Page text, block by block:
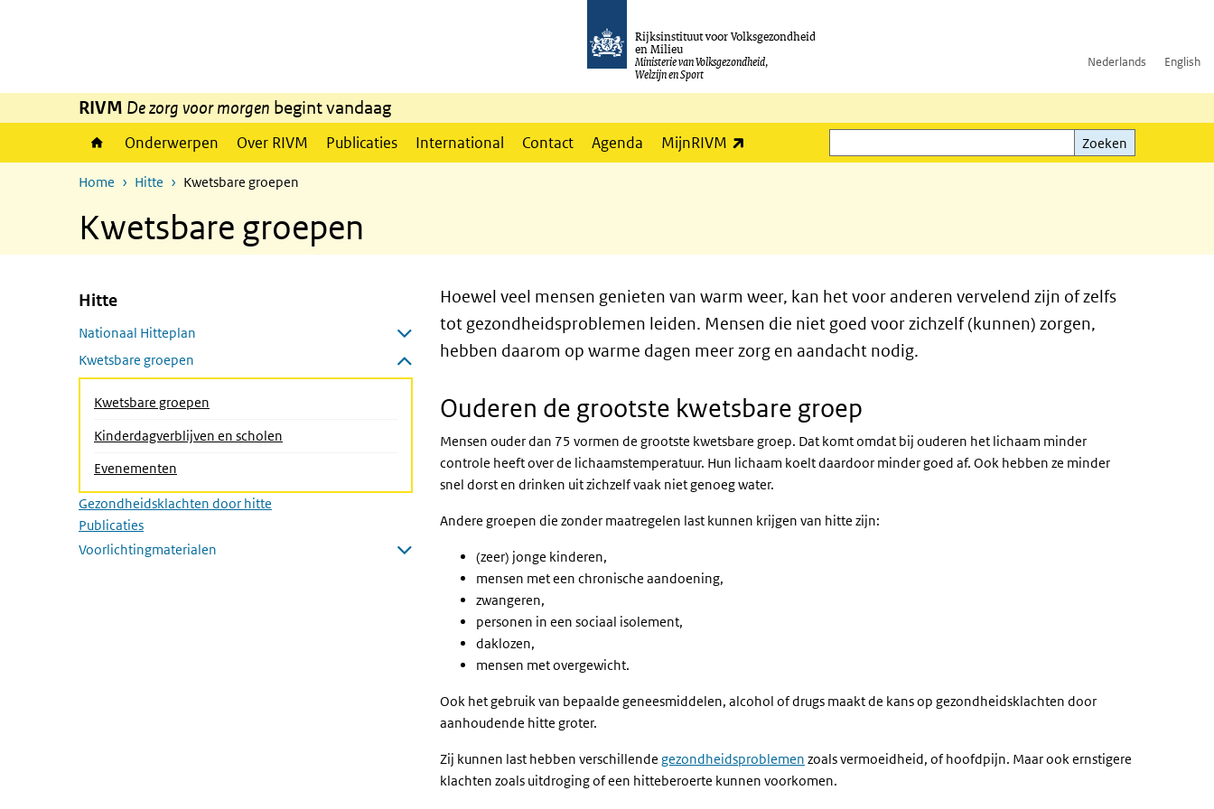
Rijksinstituut voor Volksgezondheid
en Milieu
Ministerie van Volksgezondheid,
Welzijn en Sport
Nederlands English
RIVM De zorg voor morgen begint vandaag
Onderwerpen Over RIVM Publicaties International Contact Agenda MijnRIVM
Zoeken
Zoeken
Home Hitte Kwetsbare groepen
Kwetsbare groepen
Overslaan menu Hitte
Hitte
Nationaal Hitteplan
Submenu openen
Kwetsbare groepen
Submenu sluiten
Kwetsbare groepen
Kinderdagverblijven en scholen
Evenementen
Gezondheidsklachten door hitte
Publicaties
Voorlichtingmaterialen
Hoewel veel mensen genieten van warm weer, kan het voor anderen vervelend zijn of zelfs
tot gezondheidsproblemen leiden. Mensen die niet goed voor zichzelf (kunnen) zorgen,
hebben daarom op warme dagen meer zorg en aandacht nodig.
Ouderen de grootste kwetsbare groep
Mensen ouder dan 75 vormen de grootste kwetsbare groep. Dat komt omdat bij ouderen het lichaam minder
controle heeft over de lichaamstemperatuur. Hun lichaam koelt daardoor minder goed af. Ook hebben ze minder
snel dorst en drinken uit zichzelf vaak niet genoeg water.
Andere groepen die zonder maatregelen last kunnen krijgen van hitte zijn:
(zeer) jonge kinderen,
mensen met een chronische aandoening,
zwangeren,
personen in een sociaal isolement,
daklozen,
mensen met overgewicht.
Ook het gebruik van bepaalde geneesmiddelen, alcohol of drugs maakt de kans op gezondheidsklachten door
aanhoudende hitte groter.
Zij kunnen last hebben verschillende gezondheidsproblemen zoals vermoeidheid, of hoofdpijn. Maar ook ernstigere
klachten zoals uitdroging of een hitteberoerte kunnen voorkomen.